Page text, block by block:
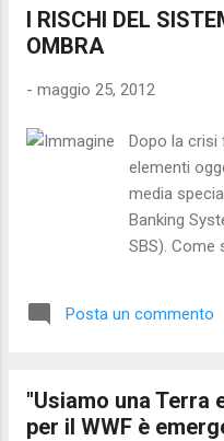
G8 è
Carlo
mondo
compito
quel che
comunitari
I RISCHI DEL
OMBRA
- maggio 25, 2012
Dopo la crisi
elementi
media
Banking
SBS). Come
finanziari
ha facilitato
segmento
Posta un commento
"Usiamo una Terra
per il WWF è